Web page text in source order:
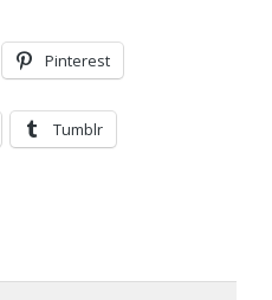
Pinterest
Tumblr